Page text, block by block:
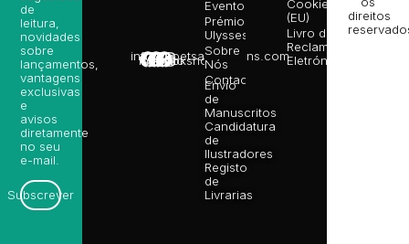
info@poetsandragons.com
Infantil
Adulto
Bookshop
Eventos
Prémio
Ulysses
Sobre
Nós
Contactos
Envio
de
Manuscritos
Candidatura
de
Ilustradores
Registo
de
Livrarias
Cookies
(EU)
Livro de
Reclamações
Eletrónico
de
leitura,
novidades
sobre
lançamentos,
vantagens
exclusivas
e
avisos
diretamente
no seu
e-mail.
Subscrever
direitos